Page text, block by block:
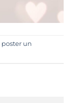
poster un